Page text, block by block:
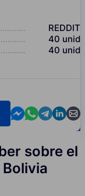
REDDIT
40 unid
40 unid
Contact us in
Contact us
Contact
sobre el